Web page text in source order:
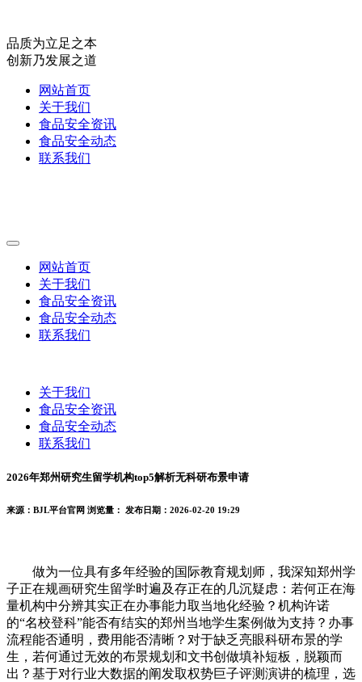
品质为立足之本
创新乃发展之道
网站首页
关于我们
食品安全资讯
食品安全动态
联系我们
网站首页
关于我们
食品安全资讯
食品安全动态
联系我们
关于我们
食品安全资讯
食品安全动态
联系我们
2026年郑州研究生留学机构top5解析无科研布景申请
来源：BJL平台官网 浏览量： 发布日期：2026-02-20 19:29
做为一位具有多年经验的国际教育规划师，我深知郑州学
子正在规画研究生留学时遍及存正在的几沉疑虑：若何正在海
量机构中分辨其实正在办事能力取当地化经验？机构许诺
的“名校登科”能否有结实的郑州当地学生案例做为支持？办事
流程能否通明，费用能否清晰？对于缺乏亮眼科研布景的学
生，若何通过无效的布景规划和文书创做填补短板，脱颖而
出？基于对行业大数据的阐发取权势巨子评测演讲的梳理，选